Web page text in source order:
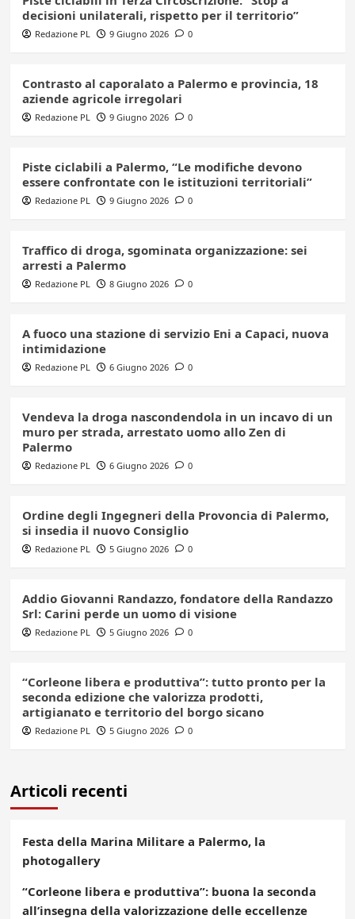
decisioni unilaterali, rispetto per il territorio”
Redazione PL 9 Giugno 2026 0
Contrasto al caporalato a Palermo e provincia, 18
aziende agricole irregolari
Redazione PL 9 Giugno 2026 0
Piste ciclabili a Palermo, “Le modifiche devono
essere confrontate con le istituzioni territoriali”
Redazione PL 9 Giugno 2026 0
Traffico di droga, sgominata organizzazione: sei
arresti a Palermo
Redazione PL 8 Giugno 2026 0
A fuoco una stazione di servizio Eni a Capaci, nuova
intimidazione
Redazione PL 6 Giugno 2026 0
Vendeva la droga nascondendola in un incavo di un
muro per strada, arrestato uomo allo Zen di
Palermo
Redazione PL 6 Giugno 2026 0
Ordine degli Ingegneri della Provoncia di Palermo,
si insedia il nuovo Consiglio
Redazione PL 5 Giugno 2026 0
Addio Giovanni Randazzo, fondatore della Randazzo
Srl: Carini perde un uomo di visione
Redazione PL 5 Giugno 2026 0
“Corleone libera e produttiva”: tutto pronto per la
seconda edizione che valorizza prodotti,
artigianato e territorio del borgo sicano
Redazione PL 5 Giugno 2026 0
Articoli recenti
Festa della Marina Militare a Palermo, la
photogallery
“Corleone libera e produttiva”: buona la seconda
all’insegna della valorizzazione delle eccellenze